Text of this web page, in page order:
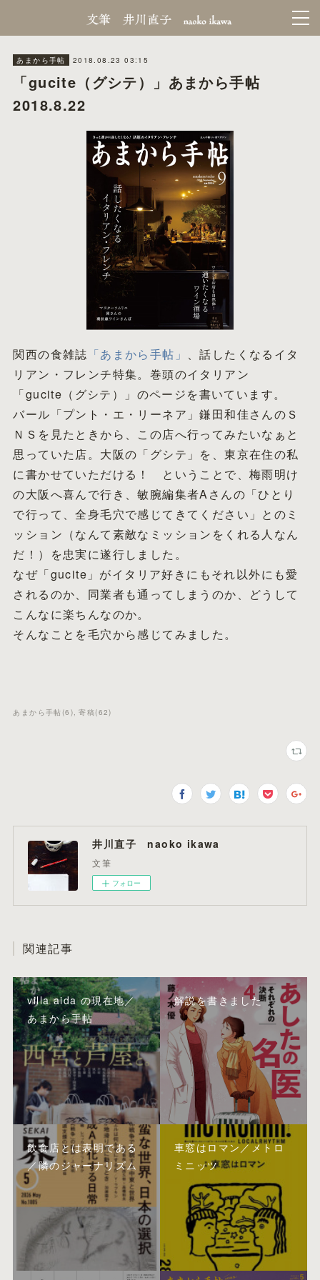
あまから手帖 2018.08.23 03:15
「gucite（グシテ）」あまから手帖
2018.8.22
関西の食雑誌 「あまから手帖」 、話したくなるイタ
リアン・フレンチ特集。巻頭のイタリアン
「gucite（グシテ）」のページを書いています。
バール「プント・エ・リーネア」鎌田和佳さんのＳ
ＮＳを見たときから、この店へ行ってみたいなぁと
思っていた店。大阪の「グシテ」を、東京在住の私
に書かせていただける！ ということで、梅雨明け
の大阪へ喜んで行き、敏腕編集者Aさんの「ひとり
で行って、全身毛穴で感じてきてください」とのミ
ッション（なんて素敵なミッションをくれる人なん
だ！）を忠実に遂行しました。
なぜ「gucite」がイタリア好きにもそれ以外にも愛
されるのか、同業者も通ってしまうのか、どうして
こんなに楽ちんなのか。
そんなことを毛穴から感じてみました。
あまから手帖 (6 ) 寄稿(62)
井川直子 naoko ikawa
文筆
フォロー
関連記事
villa aida の現在地／
あまから手帖
解説を書きました
飲食店とは表明である
／隣のジャーナリズム
車窓はロマン／メトロ
ミニッツ